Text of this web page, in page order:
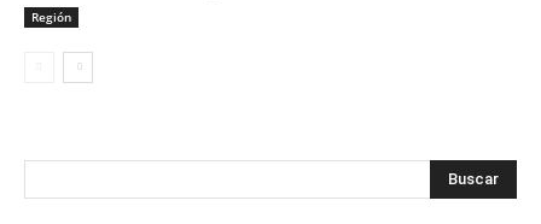
Región
Buscar